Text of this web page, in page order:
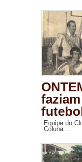
Equipe do
Coluna ...